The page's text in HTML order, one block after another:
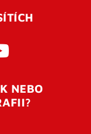
NEBO